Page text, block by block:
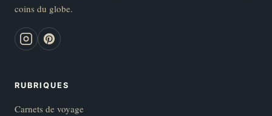
coins du globe.
RUBRIQUES
Carnets de voyage